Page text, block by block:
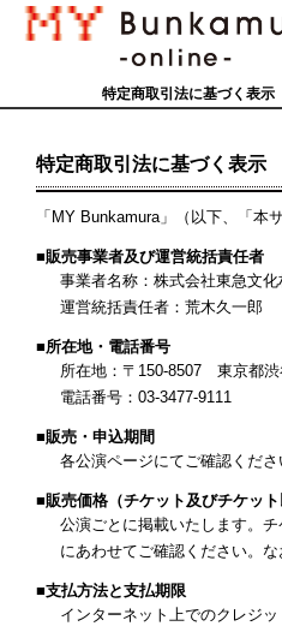
特定商取引法に基づく表示
特定商取引法に基づく表示
「MY Bunkamura」（以下、「
■販売事業者及び運営統括責任者
事業者名称：株式会社東急文化
運営統括責任者：荒木久一郎
■所在地・電話番号
所在地：〒150-8507 東京都渋
電話番号：03-3477-9111
■販売・申込期間
各公演ページにてご確認くださ
■販売価格（チケット及びチケット
公演ごとに掲載いたします。
にあわせてご確認ください。
■支払方法と支払期限
インターネット上でのクレジ